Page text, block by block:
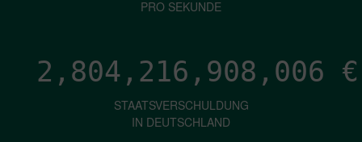
PRO SEKUNDE
2,804,216,910,122 €
STAATSVERSCHULDUNG
IN DEUTSCHLAND